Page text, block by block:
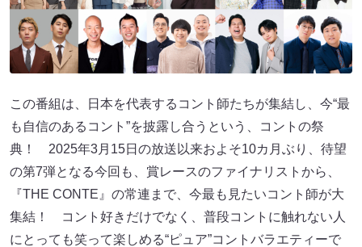
この番組は、日本を代表するコント師たちが集結し、今“最
も自信のあるコント”を披露し合うという、コントの祭
典！ 2025年3月15日の放送以来およそ10カ月ぶり、待望
の第7弾となる今回も、賞レースのファイナリストから、
『THE CONTE』の常連まで、今最も見たいコント師が大
集結！ コント好きだけでなく、普段コントに触れない人
にとっても笑って楽しめる“ピュア”コントバラエティーで